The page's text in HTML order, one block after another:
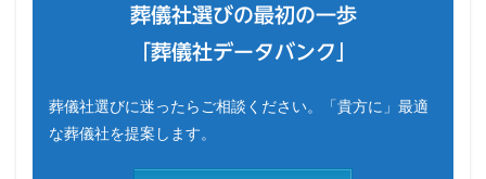
葬儀社選びの最初の一歩
「葬儀社データバンク」
葬儀社選びに迷ったらご相談ください。「貴方に」最適
な葬儀社を提案します。